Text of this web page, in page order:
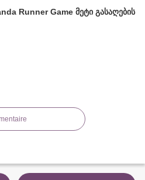
Runner Game მეტი გასაღების